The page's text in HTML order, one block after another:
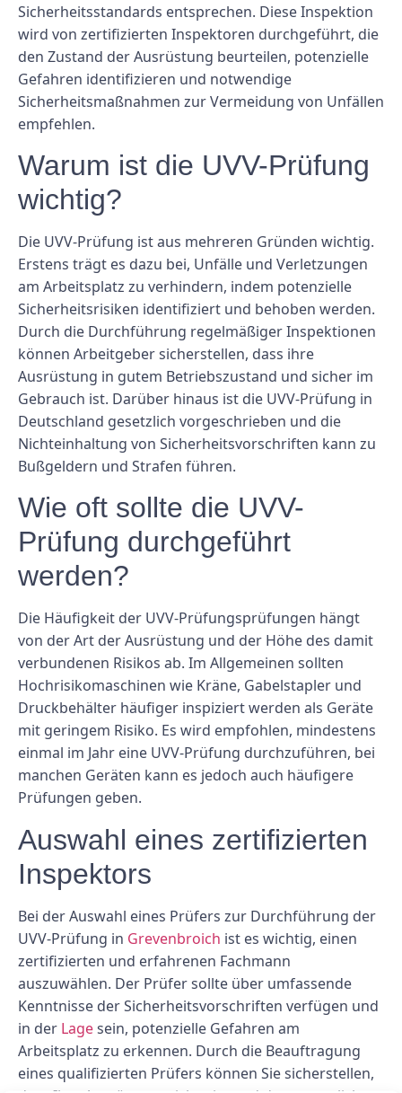
Sicherheitsstandards entsprechen. Diese Inspektion
wird von zertifizierten Inspektoren durchgeführt, die
den Zustand der Ausrüstung beurteilen, potenzielle
Gefahren identifizieren und notwendige
Sicherheitsmaßnahmen zur Vermeidung von Unfällen
empfehlen.
Warum ist die UVV-Prüfung
wichtig?
Die UVV-Prüfung ist aus mehreren Gründen wichtig.
Erstens trägt es dazu bei, Unfälle und Verletzungen
am Arbeitsplatz zu verhindern, indem potenzielle
Sicherheitsrisiken identifiziert und behoben werden.
Durch die Durchführung regelmäßiger Inspektionen
können Arbeitgeber sicherstellen, dass ihre
Ausrüstung in gutem Betriebszustand und sicher im
Gebrauch ist. Darüber hinaus ist die UVV-Prüfung in
Deutschland gesetzlich vorgeschrieben und die
Nichteinhaltung von Sicherheitsvorschriften kann zu
Bußgeldern und Strafen führen.
Wie oft sollte die UVV-
Prüfung durchgeführt
werden?
Die Häufigkeit der UVV-Prüfungsprüfungen hängt
von der Art der Ausrüstung und der Höhe des damit
verbundenen Risikos ab. Im Allgemeinen sollten
Hochrisikomaschinen wie Kräne, Gabelstapler und
Druckbehälter häufiger inspiziert werden als Geräte
mit geringem Risiko. Es wird empfohlen, mindestens
einmal im Jahr eine UVV-Prüfung durchzuführen, bei
manchen Geräten kann es jedoch auch häufigere
Prüfungen geben.
Auswahl eines zertifizierten
Inspektors
Bei der Auswahl eines Prüfers zur Durchführung der
UVV-Prüfung in Grevenbroich ist es wichtig, einen
zertifizierten und erfahrenen Fachmann
auszuwählen. Der Prüfer sollte über umfassende
Kenntnisse der Sicherheitsvorschriften verfügen und
in der Lagesein, potenzielle Gefahren am
Arbeitsplatz zu erkennen. Durch die Beauftragung
eines qualifizierten Prüfers können Sie sicherstellen,